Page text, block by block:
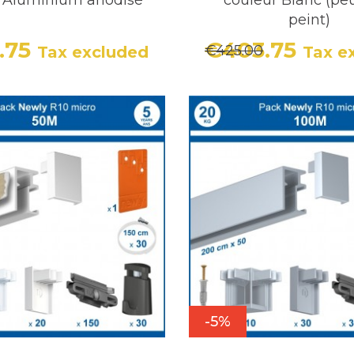
Price
Tax excluded
Regular price
peint)
Price
€403.75 Tax
€425.00
-5%